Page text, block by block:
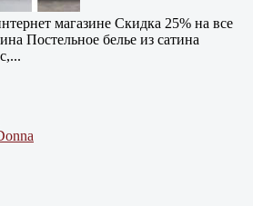
магазине Cкидка 25% на все
Постельное белье из сатина